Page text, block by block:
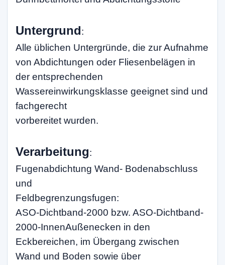
Untergrund:
Alle üblichen Untergründe, die zur Aufnahme
von Abdichtungen oder Fliesenbelägen in
der entsprechenden
Wassereinwirkungsklasse geeignet sind und
fachgerecht
vorbereitet wurden.
Verarbeitung:
Fugenabdichtung Wand- Bodenabschluss
und
Feldbegrenzungsfugen:
ASO-Dichtband-2000 bzw. ASO-Dichtband-
2000-InnenAußenecken in den
Eckbereichen, im Übergang zwischen
Wand und Boden sowie über